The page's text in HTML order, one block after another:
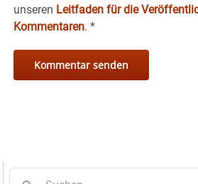
unseren Leitfaden für die
Kommentaren. *